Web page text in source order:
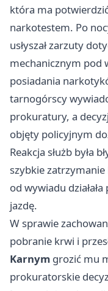
która ma
narkotestem. Po
usłyszał zarzuty
mechanicznym pod
posiadania
tarnogórscy
prokuratury, a
objęty policyjnym
Reakcja służb była
szybkie
od wywiadu
jazdę.
W sprawie
pobranie krwi i
Karnym grozić mu
prokuratorskie